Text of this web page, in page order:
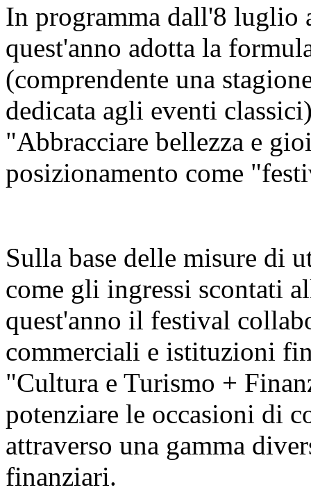
In programma dall'8
quest'anno adotta la
(comprendente una
dedicata agli eventi
"Abbracciare bellezza e
posizionamento come
Sulla base delle misure di
come gli ingressi scontati
quest'anno il festival
commerciali e istituzioni
"Cultura e Turismo +
potenziare le occasioni di
attraverso una gamma
finanziari.